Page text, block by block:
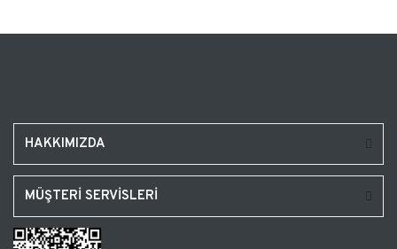
HAKKIMIZDA
MÜŞTERİ SERVİSLERİ